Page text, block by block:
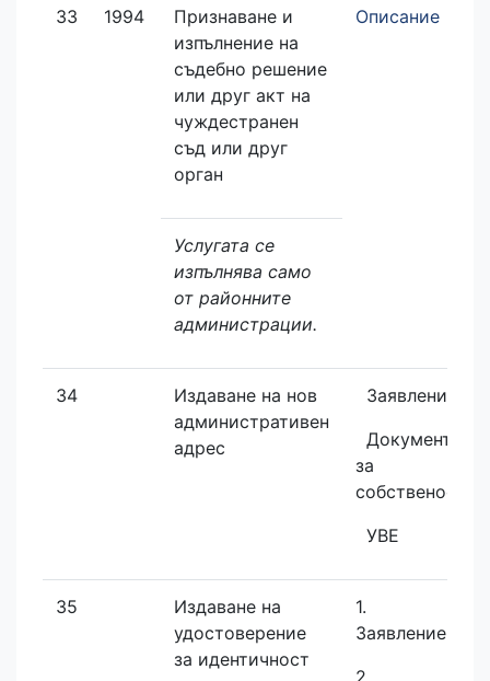
33 1994
Признаване и
изпълнение на
съдебно решение
или друг акт на
чуждестранен
съд или друг
орган
Описание
Услугата се
изпълнява само
от районните
администрации.
34
Издаване на нов
административен
адрес
Заявление
Документ
за
собственост
УВЕ
35
Издаване на
удостоверение
за идентичност
1.
Заявление
2.